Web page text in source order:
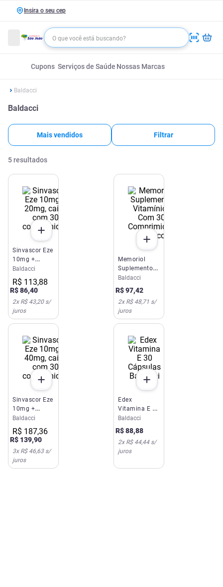
Insira o seu cep
Cupons Serviços de Saúde Nossas Marcas
Baldacci
Baldacci
Mais vendidos Filtrar
5 resultados
Sinvascor Eze
10mg +
20mg, caixa
com 30
comprimidos
Baldacci
R$ 113,88
R$86,40
2x R$ 43,20s/
juros
Memoriol
Suplemento
Vitamínico
Com 30
Comprimidos
Baldacci
Baldacci
R$97,42
2x R$ 48,71 s/
juros
Sinvascor Eze
10mg +
40mg, caixa
com 30
comprimidos
Baldacci
R$ 187,36
R$ 139,90
3x R$ 46,63s/
juros
Edex
Vitamina E 30
Cápsulas
Baldacci
Baldacci
R$88,88
2x R$ 44,44s/
juros